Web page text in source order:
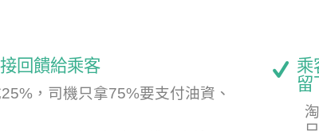
回饋給乘客
，司機只拿75%要支付油資、
乘
留